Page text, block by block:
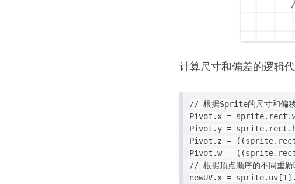
计算尺寸和偏差的逻辑代
// 根据Sprite的尺寸和偏移
Pivot.x =
Pivot.y =
Pivot.z =
Pivot.w =
// 根据顶点顺序的不同重新
newUV.x =